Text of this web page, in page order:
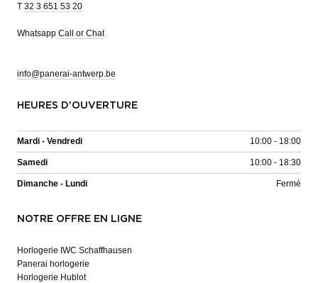
T 32 3 651 53 20
Whatsapp Call or Chat
info@panerai-antwerp.be
HEURES D'OUVERTURE
Mardi - Vendredi 10:00 - 18:00
Samedi 10:00 - 18:30
Dimanche - Lundi Fermé
NOTRE OFFRE EN LIGNE
Horlogerie IWC Schaffhausen
Panerai horlogerie
Horlogerie Hublot